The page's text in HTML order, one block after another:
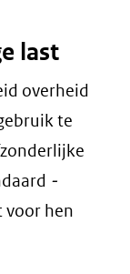
last
overheid
te
-
voor hen